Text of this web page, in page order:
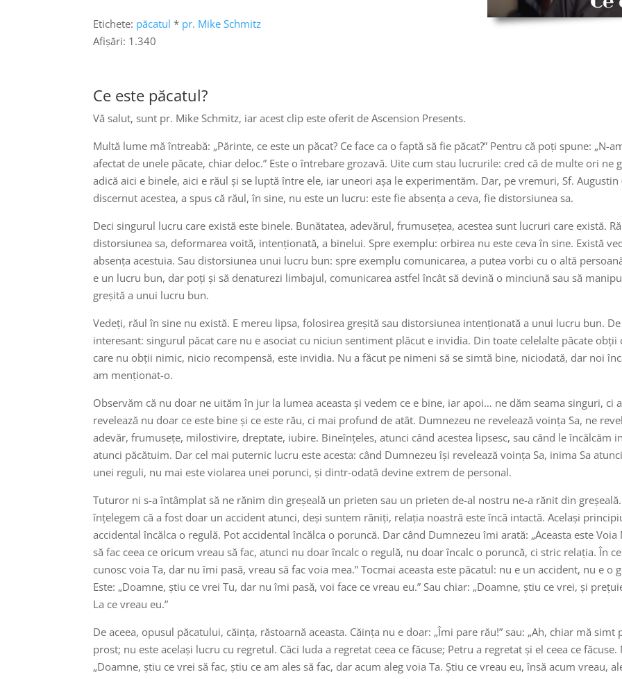
Etichete: păcatul * pr. Mike Schmitz
Afișări: 1.340
Ce este păcatul?
Vă salut, sunt pr. Mike Schmitz, iar acest clip este oferit de Ascension Presents.
Multă lume mă întreabă: „Părinte, ce este un păcat? Ce face ca o faptă să fie păcat?” Pentru că poți spune: „N-
afectat de unele păcate, chiar deloc.” Este o întrebare grozavă. Uite cum stau lucrurile: cred că de multe ori
adică aici e binele, aici e răul și se luptă între ele, iar uneori așa le experimentăm. Dar, pe vremuri, Sf. Augustin
discernut acestea, a spus că răul, în sine, nu este un lucru: este fie absența a ceva, fie distorsiunea sa.
Deci singurul lucru care există este binele. Bunătatea, adevărul, frumusețea, acestea sunt lucruri care există.
distorsiunea sa, deformarea voită, intenționată, a binelui. Spre exemplu: orbirea nu este ceva în sine. Există
absența acestuia. Sau distorsiunea unui lucru bun: spre exemplu comunicarea, a putea vorbi cu o altă
e un lucru bun, dar poți și să denaturezi limbajul, comunicarea astfel încât să devină o minciună sau să
greșită a unui lucru bun.
Vedeți, răul în sine nu există. E mereu lipsa, folosirea greșită sau distorsiunea intenționată a unui lucru bun.
interesant: singurul păcat care nu e asociat cu niciun sentiment plăcut e invidia. Din toate celelalte păcate
care nu obții nimic, nicio recompensă, este invidia. Nu a făcut pe nimeni să se simtă bine, niciodată, dar noi
am menționat-o.
Observăm că nu doar ne uităm în jur la lumea aceasta și vedem ce e bine, iar apoi… ne dăm seama singuri, ci
revelează nu doar ce este bine și ce este rău, ci mai profund de atât. Dumnezeu ne revelează voința Sa, ne
adevăr, frumusețe, milostivire, dreptate, iubire. Bineînțeles, atunci când acestea lipsesc, sau când le
atunci păcătuim. Dar cel mai puternic lucru este acesta: când Dumnezeu își revelează voința Sa, inima Sa
unei reguli, nu mai este violarea unei porunci, și dintr-odată devine extrem de personal.
Tuturor ni s-a întâmplat să ne rănim din greșeală un prieten sau un prieten de-al nostru ne-a rănit din
înțelegem că a fost doar un accident atunci, deși suntem răniți, relația noastră este încă intactă. Același
accidental încălca o regulă. Pot accidental încălca o poruncă. Dar când Dumnezeu îmi arată: „Aceasta este
să fac ceea ce oricum vreau să fac, atunci nu doar încalc o regulă, nu doar încalc o poruncă, ci stric relația. În
cunosc voia Ta, dar nu îmi pasă, vreau să fac voia mea.” Tocmai aceasta este păcatul: nu e un accident, nu e
Este: „Doamne, știu ce vrei Tu, dar nu îmi pasă, voi face ce vreau eu.” Sau chiar: „Doamne, știu ce vrei, și
La ce vreau eu.”
De aceea, opusul păcatului, căința, răstoarnă aceasta. Căința nu e doar: „Îmi pare rău!” sau: „Ah, chiar mă
prost; nu este același lucru cu regretul. Căci Iuda a regretat ceea ce făcuse; Petru a regretat și el ceea ce
„Doamne, știu ce vrei să fac, știu ce am ales să fac, dar acum aleg voia Ta. Știu ce vreau eu, însă acum vreau,